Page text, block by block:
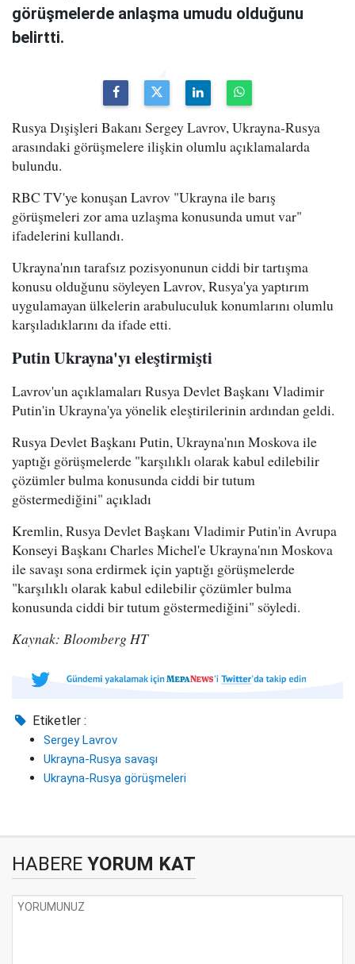
görüşmelerde anlaşma umudu olduğunu
belirtti.
Rusya Dışişleri Bakanı Sergey Lavrov, Ukrayna-Rusya
arasındaki görüşmelere ilişkin olumlu açıklamalarda
bulundu.
RBC TV'ye konuşan Lavrov "Ukrayna ile barış
görüşmeleri zor ama uzlaşma konusunda umut var"
ifadelerini kullandı.
Ukrayna'nın tarafsız pozisyonunun ciddi bir tartışma
konusu olduğunu söyleyen Lavrov, Rusya'ya yaptırım
uygulamayan ülkelerin arabuluculuk konumlarını olumlu
karşıladıklarını da ifade etti.
Putin Ukrayna'yı eleştirmişti
Lavrov'un açıklamaları Rusya Devlet Başkanı Vladimir
Putin'in Ukrayna'ya yönelik eleştirilerinin ardından geldi.
Rusya Devlet Başkanı Putin, Ukrayna'nın Moskova ile
yaptığı görüşmelerde "karşılıklı olarak kabul edilebilir
çözümler bulma konusunda ciddi bir tutum
göstermediğini" açıkladı
Kremlin, Rusya Devlet Başkanı Vladimir Putin'in Avrupa
Konseyi Başkanı Charles Michel'e Ukrayna'nın Moskova
ile savaşı sona erdirmek için yaptığı görüşmelerde
"karşılıklı olarak kabul edilebilir çözümler bulma
konusunda ciddi bir tutum göstermediğini" söyledi.
Kaynak: Bloomberg HT
Etiketler :
Sergey Lavrov
Ukrayna-Rusya savaşı
Ukrayna-Rusya görüşmeleri
HABERE YORUM KAT